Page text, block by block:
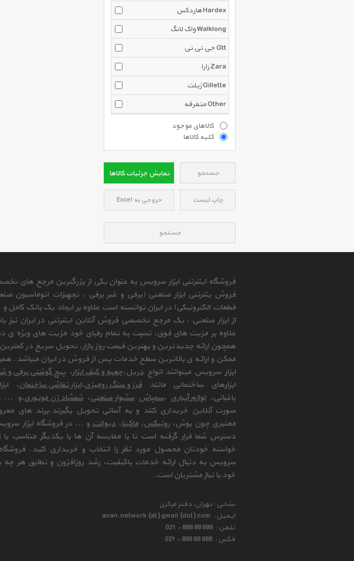
هاردکس Hardex
واک لانگ Walklong
جی تی تی Gtt
زارا Zara
ژیلت Gillette
متفرقه Other
کالاهای موجود
کلیه کالاها
جستجو نمایش جزئیات کالاها
چاپ لیست خروجی به Excel
جستجو
فروشگاه اینترنتی ابزار سرویس به عنوان یکی از بزرگترین مرجع های
فروش ینترنتی ابزار صنعتی (برقی و غیر برقی ، تجهیزات اتوماسیون
قطعات الکترونیکی) در ایران توانسته است علاوه بر ایجاد یک بانک کامل
از ابزار صنعتی ، یک مرجع تخصصی فروش آنلاین اینترنتی در ایران نیز
علاوه بر مزیت های فوق، نسبت به تمام رقبای خود مزیت های ویژه ی
همچون ارائه جدیدترین و بهترین قیمت روز بازار، تحویل سریع در
ممکن و ارائه ی بالاترین سطح خدمات پس از فروش در ایران میباشد.
ابزار سرویس میتوانند انواعدریل،جعبه و کیف ابزار، پیچ گوشتی برقی و
ابزارهای ساختمانی مانندفرز و سنگ رومیزی،ابزار نقاشی ساختمان،
باغبانی،لوازم آبیاری،سمپاش سشوار صنعتی،شمشاد زن موتوری،و ...
صورت آنلاین خریداری کنند و به آسانی تحویل بگیرند.برند های
معتبری چون بوش، رونیکس،ماکیتا، دیوالتو ... در فروشگاه ابزار
دسترس شما قرار گرفته است تا با مقایسه آن ها با یکدیگر متناسب با
خواسته خودتان محصول مورد نظر را انتخاب و خریداری کنید. فروشگاه
سرویس به دنبال ارائه خدمات باکیفیت، رشد روزافزون و تطابق هر چه
خود با نیاز مشتریان است.
نشانی : تهران، دفتر مرکزی
ایمیل : avan.network {at} gmail {dot} com
تلفن : 021 - 888 88 888
فکس : 021 - 888 88 888